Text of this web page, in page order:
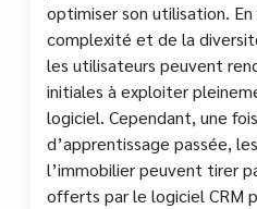
optimiser son utilisation.
complexité et de la
les utilisateurs peuvent
initiales à exploiter
logiciel. Cependant, une
d’apprentissage passée,
l’immobilier peuvent tirer
offerts par le logiciel CRM